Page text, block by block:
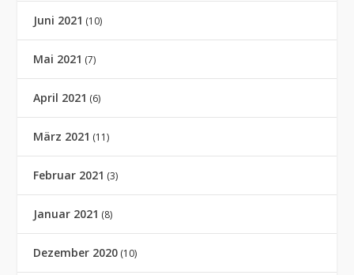
Juni 2021 (10)
Mai 2021 (7)
April 2021 (6)
März 2021 (11)
Februar 2021 (3)
Januar 2021 (8)
Dezember 2020 (10)